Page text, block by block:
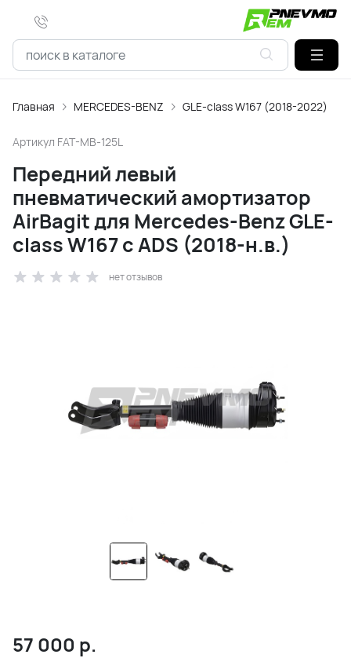
Главная MERCEDES-BENZ GLE-class W167 (2018-2022)
Артикул FAT-MB-125L
Передний левый
пневматический амортизатор
AirBagit для Mercedes-Benz GLE-
class W167 с ADS (2018-н.в.)
нет отзывов
57 000 р.